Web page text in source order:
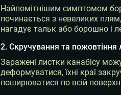
Найпомітнішим симптомом
починається з невеликих
нагадує тальк або борошно і
2. Скручування та пожовтіння
Заражені листки канабісу
деформуватися, їхні краї
поширюватися по всій